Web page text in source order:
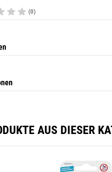
(0)
AUS DIESER